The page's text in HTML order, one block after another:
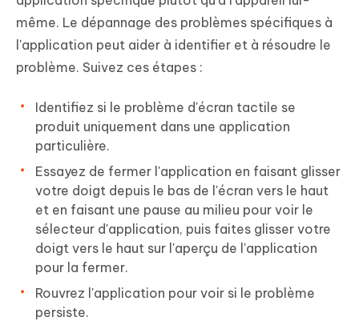
même. Le dépannage des problèmes spécifiques à
l'application peut aider à identifier et à résoudre le
problème. Suivez ces étapes :
Identifiez si le problème d'écran tactile se
produit uniquement dans une application
particulière.
Essayez de fermer l'application en faisant glisser
votre doigt depuis le bas de l'écran vers le haut
et en faisant une pause au milieu pour voir le
sélecteur d'application, puis faites glisser votre
doigt vers le haut sur l'aperçu de l'application
pour la fermer.
Rouvrez l'application pour voir si le problème
persiste.